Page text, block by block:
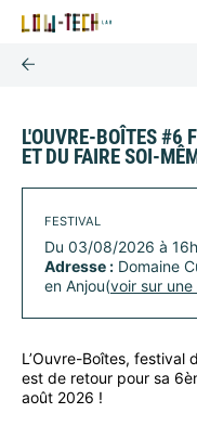
L'OUVRE-BOÎTES #6
ET DU FAIRE SOI-
FESTIVAL
Du 03/08/2026 à
Adresse : Domaine
en Anjou(voir sur
L’Ouvre-Boîtes, festival
est de retour pour sa
août 2026 !